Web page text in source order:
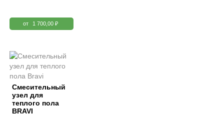
от 1 700,00 ₽
Смесительный
узел для
теплого пола
BRAVI